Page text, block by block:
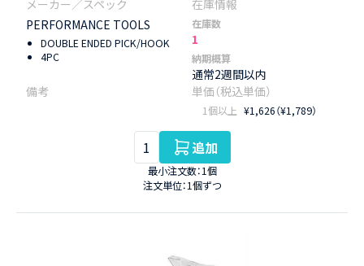
PERFORMANCE TOOLS
DOUBLE ENDED PICK/HOOK
4PC
在庫数
1
納期概算
通常2週間以内
1個以上 ¥1,626（¥1,789）
追加
最小注文数：1個
注文単位：1個ずつ